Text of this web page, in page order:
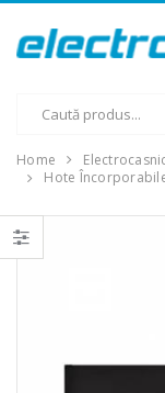
Home
Hote